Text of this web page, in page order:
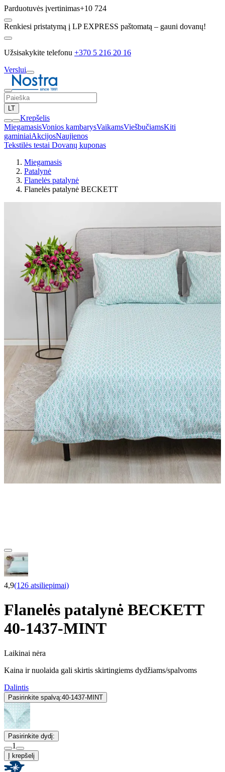
Parduotuvės įvertinimas+10 724
Renkiesi pristatymą į LP EXPRESS paštomatą – gauni dovanų!
Užsisakykite telefonu +370 5 216 20 16
Verslui
LT
Krepšelis
MiegamasisVonios kambarysVaikamsViešbučiamsKiti
gaminiaiAkcijosNaujienos
Tekstilės testai Dovanų kuponas
Miegamasis
Patalynė
Flanelės patalynė
Flanelės patalynė BECKETT
4,9(126 atsiliepimai)
Flanelės patalynė BECKETT
40-1437-MINT
Laikinai nėra
Kaina ir nuolaida gali skirtis skirtingiems dydžiams/spalvoms
Dalintis
Pasirinkite spalvą:40-1437-MINT
Pasirinkite dydį:
1
Į krepšelį